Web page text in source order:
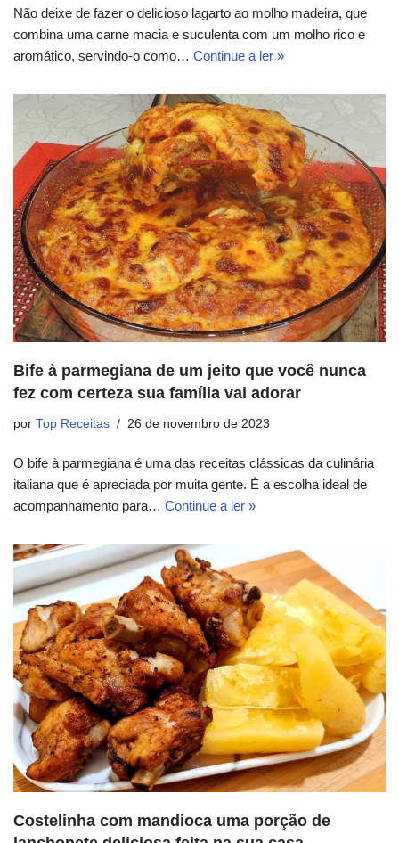
Não deixe de fazer o delicioso lagarto ao molho madeira, que
combina uma carne macia e suculenta com um molho rico e
aromático, servindo-o como… Continue a ler »
Bife à parmegiana de um jeito que você nunca
fez com certeza sua família vai adorar
por Top Receitas 26 de novembro de 2023
O bife à parmegiana é uma das receitas clássicas da culinária
italiana que é apreciada por muita gente. É a escolha ideal de
acompanhamento para… Continue a ler »
Costelinha com mandioca uma porção de